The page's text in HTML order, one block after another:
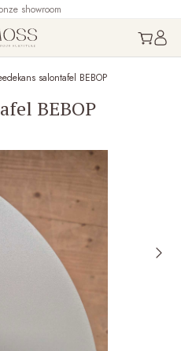
showroom
salontafel BEBOP
BEBOP